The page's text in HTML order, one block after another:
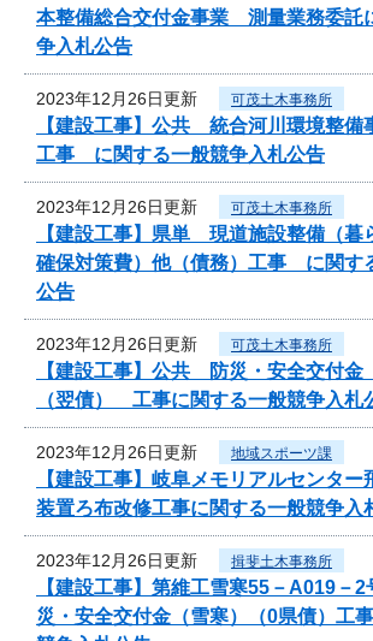
本整備総合交付金事業 測量業務委託
争入札公告
2023年12月26日更新 可茂土木事務所
【建設工事】公共 統合河川環境整
工事 に関する一般競争入札公告
2023年12月26日更新 可茂土木事務所
【建設工事】県単 現道施設整備（暮
確保対策費）他（債務）工事 に関す
公告
2023年12月26日更新 可茂土木事務所
【建設工事】公共 防災・安全交付金
（翌債） 工事に関する一般競争入札
2023年12月26日更新 地域スポーツ課
【建設工事】岐阜メモリアルセンター
装置ろ布改修工事に関する一般競争入
2023年12月26日更新 揖斐土木事務所
【建設工事】第維工雪寒55－A019
災・安全交付金（雪寒）（0県債）工